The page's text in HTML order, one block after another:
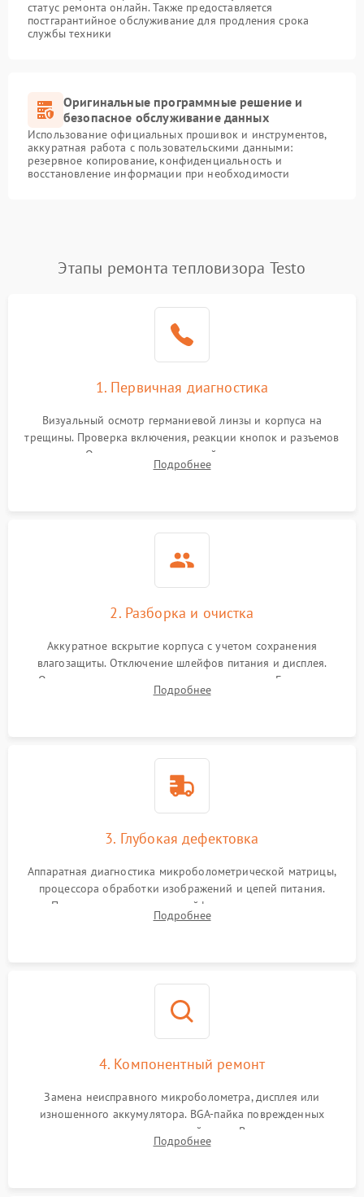
статус ремонта онлайн. Также предоставляется
постгарантийное обслуживание для продления срока
службы техники
Оригинальные программные решение и
безопасное обслуживание данных
Использование официальных прошивок и инструментов,
аккуратная работа с пользовательскими данными:
резервное копирование, конфиденциальность и
восстановление информации при необходимости
Этапы ремонта тепловизора Testo
1. Первичная диагностика
Визуальный осмотр германиевой линзы и корпуса на
трещины. Проверка включения, реакции кнопок и разъемов
зарядки. Оценка вывода тепловой сигнатуры на экран,
проверка базовых функций и считывание системных
Подробнее
2. Разборка и очистка
Аккуратное вскрытие корпуса с учетом сохранения
влагозащиты. Отключение шлейфов питания и дисплея.
Очистка внутренних плат от окислов и пыли. Бережная
обработка германиевого объектива специализированными
Подробнее
3. Глубокая дефектовка
Аппаратная диагностика микроболометрической матрицы,
процессора обработки изображений и цепей питания.
Проверка целостности шлейфов, модуля памяти и
интерфейсов связи. Выявление сгоревших SMD-компонентов
Подробнее
4. Компонентный ремонт
Замена неисправного микроболометра, дисплея или
изношенного аккумулятора. BGA-пайка поврежденных
контроллеров на материнской плате. Восстановление
разъемов и кнопок, замена поврежденных элементов
Подробнее